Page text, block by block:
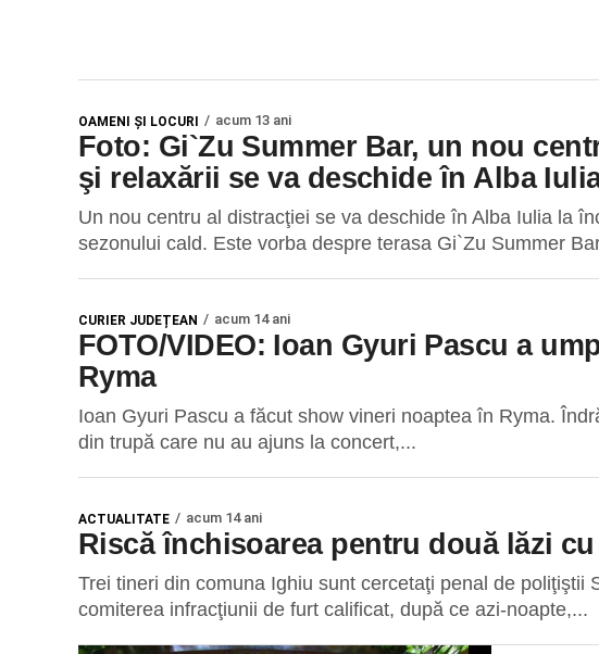
OAMENI ŞI LOCURI acum 13 ani
Foto: Gi`Zu Summer Bar, un nou
şi relaxării se va deschide în Alba
Un nou centru al distracţiei se va deschide în Alba Iulia la
sezonului cald. Este vorba despre terasa Gi`Zu Summer
CURIER JUDEȚEAN acum 14 ani
FOTO/VIDEO: Ioan Gyuri Pascu a
Ryma
Ioan Gyuri Pascu a făcut show vineri noaptea în Ryma.
din trupă care nu au ajuns la concert,...
ACTUALITATE acum 14 ani
Riscă închisoarea pentru două lăzi
Trei tineri din comuna Ighiu sunt cercetaţi penal de poliţiştii
comiterea infracţiunii de furt calificat, după ce azi-noapte,...